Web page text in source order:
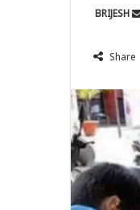
BRIJESH
Share